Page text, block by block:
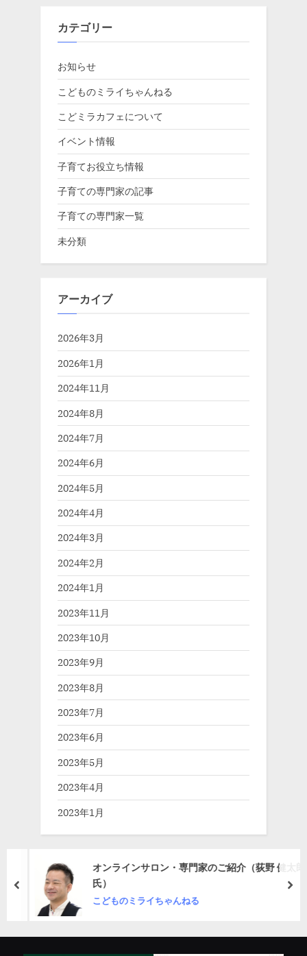
カテゴリー
お知らせ
こどものミライちゃんねる
こどミラカフェについて
イベント情報
子育てお役立ち情報
子育ての専門家の記事
子育ての専門家一覧
未分類
アーカイブ
2026年3月
2026年1月
2024年11月
2024年8月
2024年7月
2024年6月
2024年5月
2024年4月
2024年3月
2024年2月
2024年1月
2023年11月
2023年10月
2023年9月
2023年8月
2023年7月
2023年6月
2023年5月
2023年4月
2023年1月
オンラインサロン・専門家のご紹介（荻野 健太郎
氏）
こどものミライちゃんねる
prev